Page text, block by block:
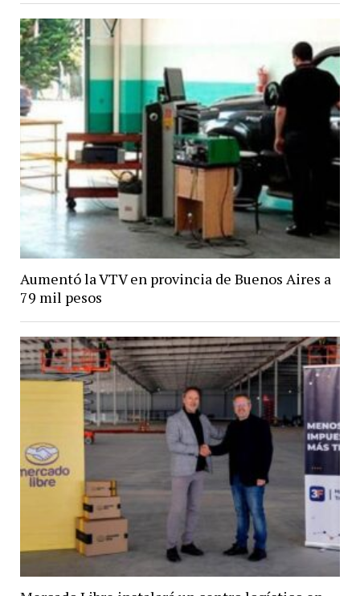
Aumentó la VTV en provincia de Buenos Aires a
79 mil pesos